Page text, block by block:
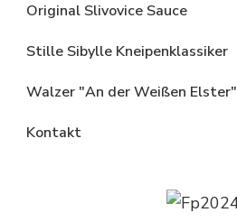
Original Slivovice Sauce
Stille Sibylle Kneipenklassiker
Walzer "An der Weißen Elster"
Kontakt